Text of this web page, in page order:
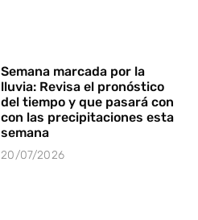
Semana marcada por la
lluvia: Revisa el pronóstico
del tiempo y que pasará con
con las precipitaciones esta
semana
20/07/2026